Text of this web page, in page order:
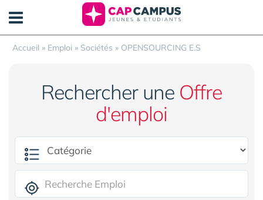
Accueil » Emploi » Sociétés » OPENSOURCING E.S
Rechercher une Offre
d'emploi
Panneau de gestion des cookies